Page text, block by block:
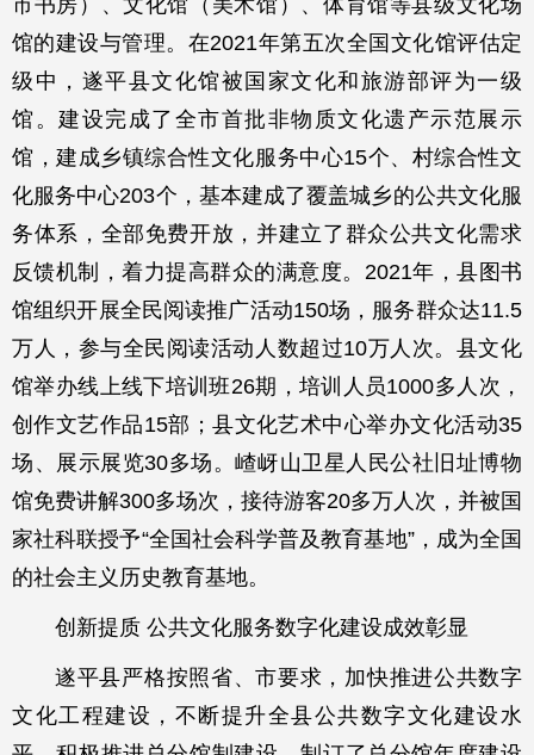
市书房）、文化馆（美术馆）、体育馆等县级文化场
馆的建设与管理。在2021年第五次全国文化馆评估定
级中，遂平县文化馆被国家文化和旅游部评为一级
馆。建设完成了全市首批非物质文化遗产示范展示
馆，建成乡镇综合性文化服务中心15个、村综合性文
化服务中心203个，基本建成了覆盖城乡的公共文化服
务体系，全部免费开放，并建立了群众公共文化需求
反馈机制，着力提高群众的满意度。2021年，县图书
馆组织开展全民阅读推广活动150场，服务群众达11.5
万人，参与全民阅读活动人数超过10万人次。县文化
馆举办线上线下培训班26期，培训人员1000多人次，
创作文艺作品15部；县文化艺术中心举办文化活动35
场、展示展览30多场。嵖岈山卫星人民公社旧址博物
馆免费讲解300多场次，接待游客20多万人次，并被国
家社科联授予“全国社会科学普及教育基地”，成为全国
的社会主义历史教育基地。
创新提质 公共文化服务数字化建设成效彰显
遂平县严格按照省、市要求，加快推进公共数字
文化工程建设，不断提升全县公共数字文化建设水